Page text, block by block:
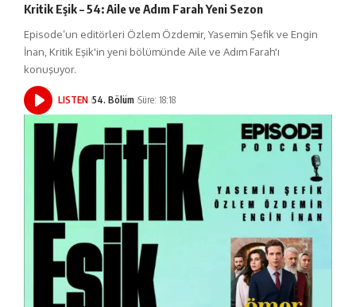
Kritik Eşik – 54: Aile ve Adım Farah Yeni Sezon
Episode’un editörleri Özlem Özdemir, Yasemin Şefik ve Engin
İnan, Kritik Eşik'in yeni bölümünde Aile ve Adım Farah'ı
konuşuyor.
LISTEN 54. Bölüm Süre: 18:18